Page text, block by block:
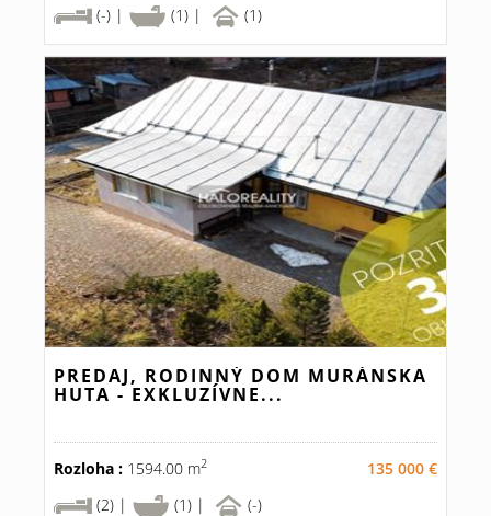
(-) |
(1) | (1)
PREDAJ, RODINNÝ DOM MURÁNSKA
HUTA - EXKLUZÍVNE...
Rozloha : 1594.00 m2
135 000 €
(2) |
(1) | (-)